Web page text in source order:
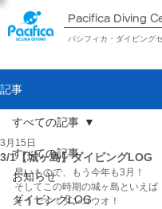
Pacifica Diving
パシフィカ・ダイビング
記事
すべての記事
お知らせ
ダイビングLOG
すべての記事
3/1【城ヶ島】ダイビングLOG
3月15日
早いもので、もう今年も3月！
そしてこの時期の城ヶ島といえば
そうです！ダンゴウオ！